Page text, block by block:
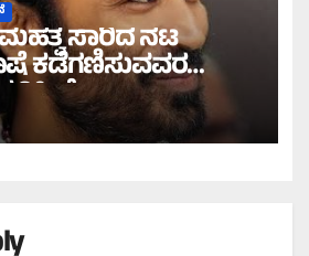
ಸಾರಿದ ನಟ
ಕಡೆಗಣಿಸುವವರ